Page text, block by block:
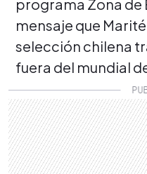
programa Zona de
mensaje que
selección chilena
fuera del mundial